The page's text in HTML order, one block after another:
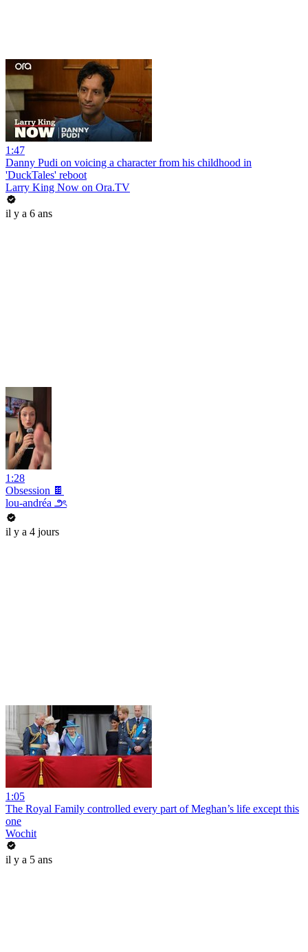
1:47
Danny Pudi on voicing a character from his childhood in
'DuckTales' reboot
Larry King Now on Ora.TV
il y a 6 ans
1:28
Obsession 🍫
lou-andréa ౨ৎ
il y a 4 jours
1:05
The Royal Family controlled every part of Meghan’s life except this
one
Wochit
il y a 5 ans